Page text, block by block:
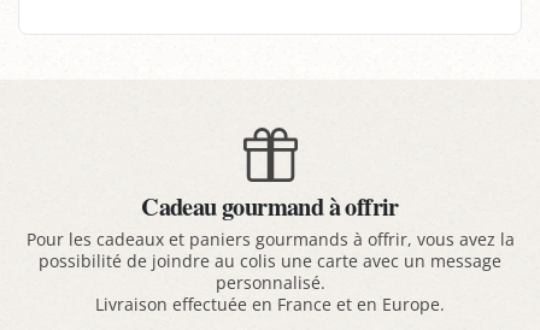
Cadeau gourmand à offrir
Pour les cadeaux et paniers gourmands à offrir, vous avez la
possibilité de joindre au colis une carte avec un message
personnalisé.
Livraison effectuée en France et en Europe.